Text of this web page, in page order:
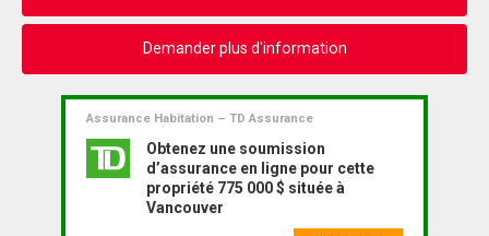
Demander plus d'information
Assurance Habitation – TD Assurance
Obtenez une soumission
d’assurance en ligne pour cette
propriété 775 000 $ située à
Vancouver